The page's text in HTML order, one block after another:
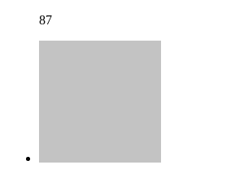
87